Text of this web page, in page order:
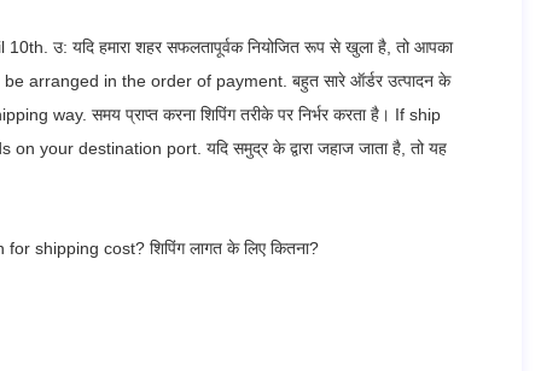
10th. उ: यदि हमारा शहर सफलतापूर्वक नियोजित रूप से खुला है, तो आपका
arranged in the order of payment. बहुत सारे ऑर्डर उत्पादन के
way. समय प्राप्त करना शिपिंग तरीके पर निर्भर करता है। If ship
on your destination port. यदि समुद्र के द्वारा जहाज जाता है, तो यह
for shipping cost? शिपिंग लागत के लिए कितना?